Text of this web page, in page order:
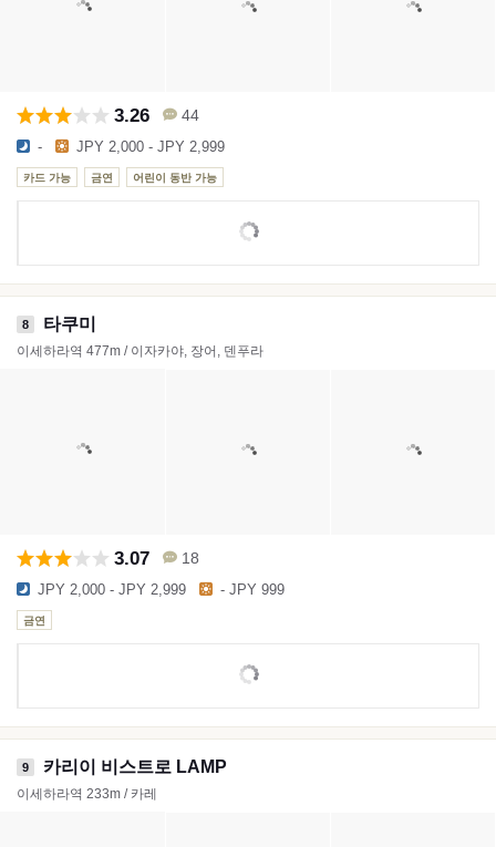
3.26 44
- JPY 2,000 - JPY 2,999
카드 가능 금연 어린이 동반 가능
8 타쿠미
이세하라역 477m / 이자카야, 장어, 덴푸라
3.07 18
JPY 2,000 - JPY 2,999 - JPY 999
금연
9 카리이 비스트로 LAMP
이세하라역 233m / 카레